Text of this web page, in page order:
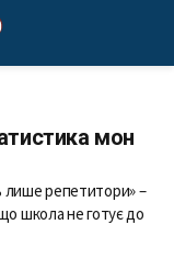
мон
репетитори» –
школа не готує до